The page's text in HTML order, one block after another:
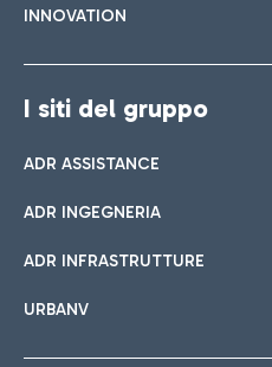
INNOVATION
I siti del gruppo
ADR ASSISTANCE
ADR INGEGNERIA
ADR INFRASTRUTTURE
URBANV